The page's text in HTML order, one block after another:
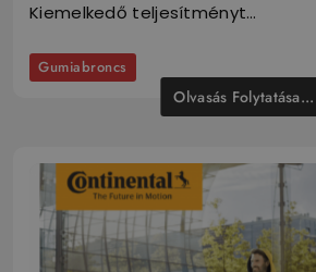
Kiemelkedő teljesítményt…
Gumiabroncs
Olvasás Folytatása...